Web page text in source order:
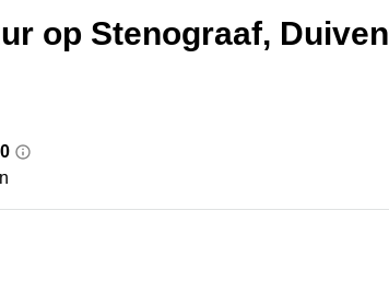
op Stenograaf, Duiven